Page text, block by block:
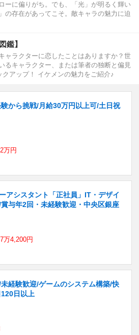
ーに偏りがち。でも、「光」が明るく輝い
の存在があってこそ。敵キャラの魅力に迫
鑑】
ャラクターに恋したことはありますか？世
るキャラクター、または筆者の独断と偏見
クアップ！ イケメンの魅力をご紹介♪
から挑戦/月給30万円以上可/土日祝
万円
アシスタント「正社員」IT・デザイ
与年2回・未経験歓迎・中央区銀座
万4,200円
経験歓迎/ゲームのシステム構築/快
日以上